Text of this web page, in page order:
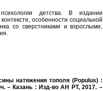
детства. В издании
особенности социальной
со сверстниками и взрослыми,
натяжения тополя (Populus) :
– Казань : Изд-во АН РТ, 2017. –